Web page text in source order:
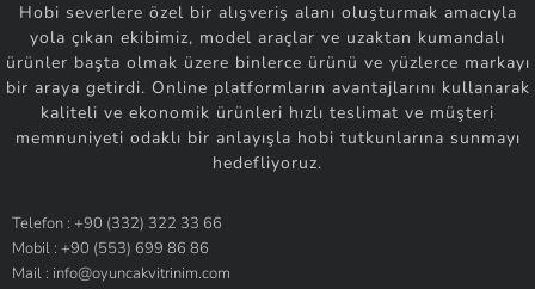
Hobi severlere özel bir alışveriş alanı oluşturmak amacıyla
yola çıkan ekibimiz, model araçlar ve uzaktan kumandalı
ürünler başta olmak üzere binlerce ürünü ve yüzlerce markayı
bir araya getirdi. Online platformların avantajlarını kullanarak
kaliteli ve ekonomik ürünleri hızlı teslimat ve müşteri
memnuniyeti odaklı bir anlayışla hobi tutkunlarına sunmayı
hedefliyoruz.
Telefon : +90 (332) 322 33 66
Mobil : +90 (553) 699 86 86
Mail : info@oyuncakvitrinim.com